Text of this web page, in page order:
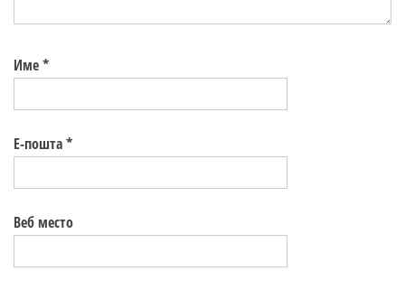
Име*
Е-пошта*
Веб место